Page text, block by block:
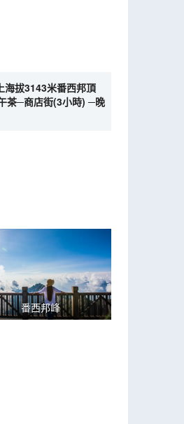
拔3143米番西邦頂
茶─商店街(3小時) ─晚
番西邦峰